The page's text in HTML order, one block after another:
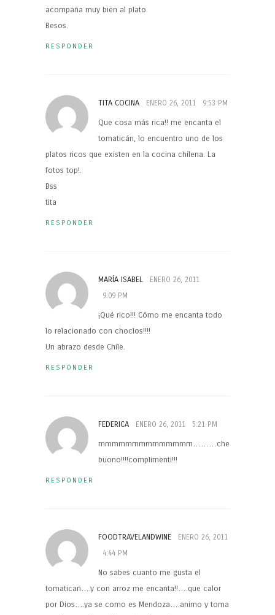
acompaña muy bien al plato.
Besos.
RESPONDER
TITA COCINA ENERO 26, 2011 9:53 PM
Que cosa más rica!! me encanta el
tomaticán, lo encuentro uno de los
platos ricos que existen en la cocina chilena. La
fotos top!.
Bss
tita
RESPONDER
MARÍA ISABEL
ENERO 26, 2011
9:09 PM
¡Qué rico!!! Cómo me encanta todo
lo relacionado con choclos!!!!
Un abrazo desde Chile.
RESPONDER
FEDERICA ENERO 26, 2011 5:21 PM
mmmmmmmmmmmmmm………che
buono!!!!complimenti!!!
RESPONDER
FOODTRAVELANDWINE
ENERO 26, 2011
4:44 PM
No sabes cuanto me gusta el
tomatican….y con arroz me encanta!!….que calor
por Dios….ya se como es Mendoza….animo y toma